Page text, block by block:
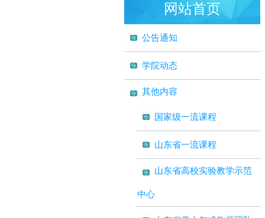
网站首页
公告通知
学院动态
其他内容
国家级一流课程
山东省一流课程
山东省高校实验教学示范
中心